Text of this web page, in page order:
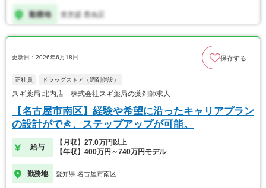
更新日：2026年6月18日 保存する
正社員 ドラッグストア（調剤併設）
スギ薬局 北内店 株式会社スギ薬局の薬剤師求人
【名古屋市南区】経験や希望に沿ったキャリアプラン
の設計ができ、ステップアップが可能。
給与
【月収】27.0万円以上
【年収】400万円～740万円モデル
勤務地 愛知県 名古屋市南区